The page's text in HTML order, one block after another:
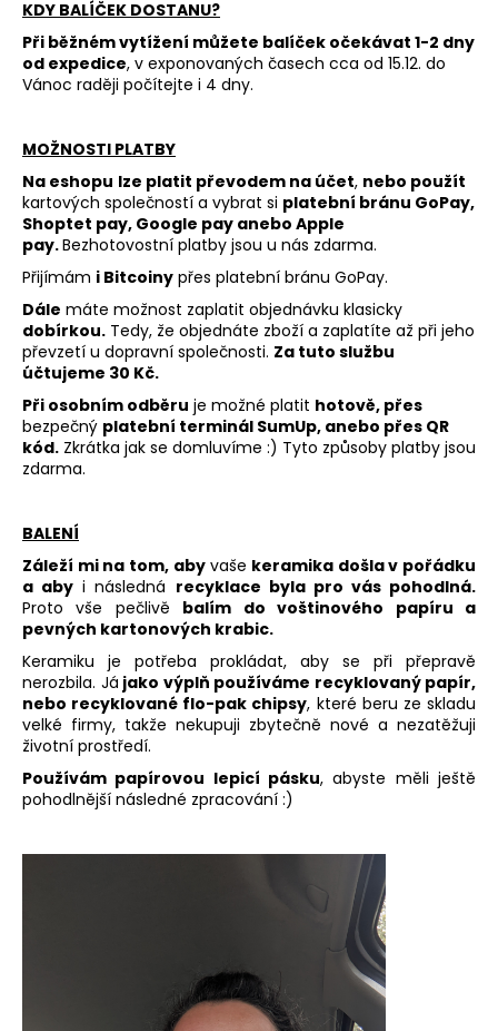
KDY BALÍČEK DOSTANU?
Při běžném vytížení můžete balíček očekávat 1-2 dny
od expedice, v exponovaných časech cca od 15.12. do
Vánoc raději počítejte i 4 dny.
MOŽNOSTI PLATBY
Na eshopu lze platit převodem na účet, nebo použít
kartových společností a vybrat si platební bránu GoPay,
Shoptet pay, Google pay anebo Apple
pay.Bezhotovostní platby jsou u nás zdarma.
Přijímám i Bitcoiny přes platební bránu GoPay.
Dále máte možnost zaplatit objednávku klasicky
dobírkou. Tedy, že objednáte zboží a zaplatíte až při jeho
převzetí u dopravní společnosti. Za tuto službu
účtujeme 30 Kč.
Při osobním odběru je možné platit hotově, přes
bezpečný platební terminál SumUp, anebo přes QR
kód. Zkrátka jak se domluvíme :) Tyto způsoby platby jsou
zdarma.
BALENÍ
Záleží mi na tom, abyvaše keramika došla v pořádku
a aby i následná recyklace byla pro vás pohodlná.
Proto vše pečlivě balím do voštinového papíru a
pevných kartonových krabic.
Keramiku je potřeba prokládat, aby se při přepravě
nerozbila. Já jako výplň používáme recyklovaný papír,
nebo recyklované flo-pak chipsy, které beru ze skladu
velké firmy, takže nekupuji zbytečně nové a nezatěžuji
životní prostředí.
Používám papírovou lepicí pásku, abyste měli ještě
pohodlnější následné zpracování :)
u
č
u
j
e